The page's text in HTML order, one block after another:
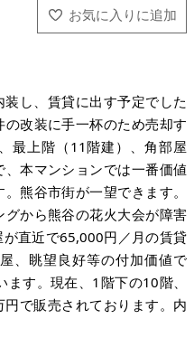
し、賃貸に出す予定でした
改装に手一杯のため売却す
最上階（11階建）、角部屋
、本マンションでは一番価値
熊谷市街が一望できます。
から熊谷の花火大会が障害
直近で65,000円／月の賃貸
、眺望良好等の付加価値で
す。現在、1階下の10階、
で販売されております。内